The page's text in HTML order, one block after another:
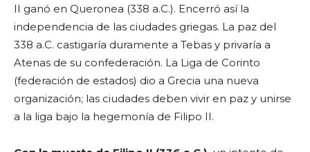
II ganó en Queronea (338 a.C.). Encerró así la
independencia de las ciudades griegas. La paz del
338 a.C. castigaría duramente a Tebas y privaría a
Atenas de su confederación. La Liga de Corinto
(federación de estados) dio a Grecia una nueva
organización; las ciudades deben vivir en paz y unirse
a la liga bajo la hegemonía de Filipo II.